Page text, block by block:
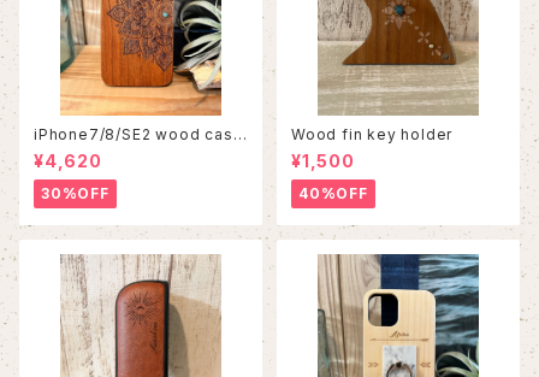
iPhone7/8/SE2 wood case
86
¥4,620
30%OFF
Wood fin key holder
¥1,500
40%OFF